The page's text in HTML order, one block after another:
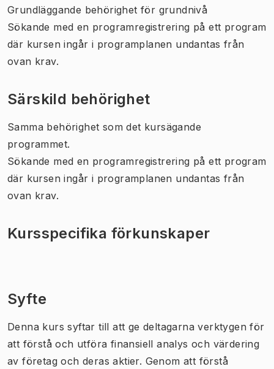
Grundläggande behörighet för grundnivå
Sökande med en programregistrering på ett program
där kursen ingår i programplanen undantas från
ovan krav.
Särskild behörighet
Samma behörighet som det kursägande
programmet.
Sökande med en programregistrering på ett program
där kursen ingår i programplanen undantas från
ovan krav.
Kursspecifika förkunskaper
Syfte
Denna kurs syftar till att ge deltagarna verktygen för
att förstå och utföra finansiell analys och värdering
av företag och deras aktier. Genom att förstå